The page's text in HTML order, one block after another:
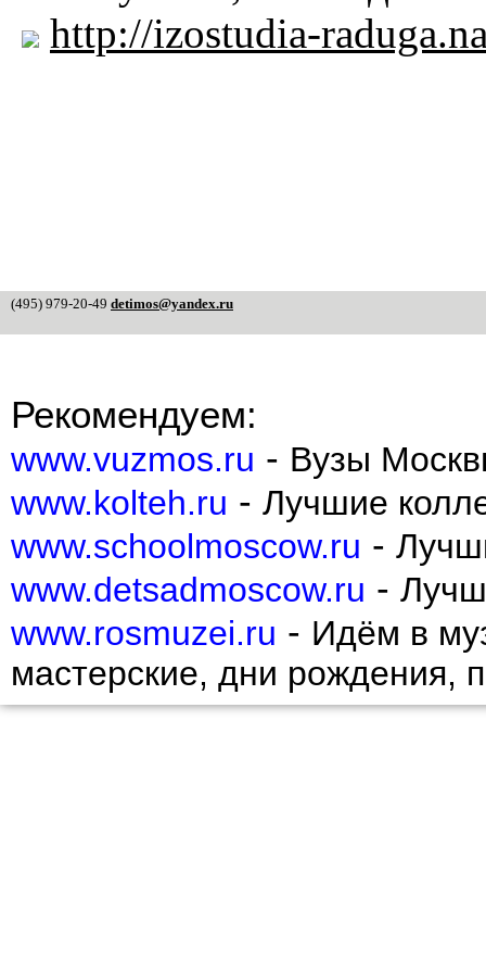
http://izostudia-
(495) 979-20-49 detimos@yandex.ru
Рекомендуем:
www.vuzmos.ru - Вузы
www.kolteh.ru - Лучшие
www.schoolmoscow.ru -
www.detsadmoscow.ru -
www.rosmuzei.ru - Идём в
мастерские, дни рождения,